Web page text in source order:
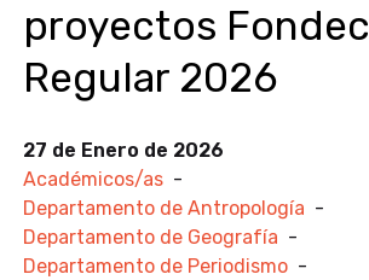
proyectos
Regular 2026
27 de Enero de 2026
Académicos/as -
Departamento de Antropología -
Departamento de Geografía -
Departamento de Periodismo -